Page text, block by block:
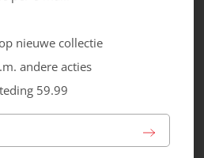
nieuwe collectie
andere acties
59.99